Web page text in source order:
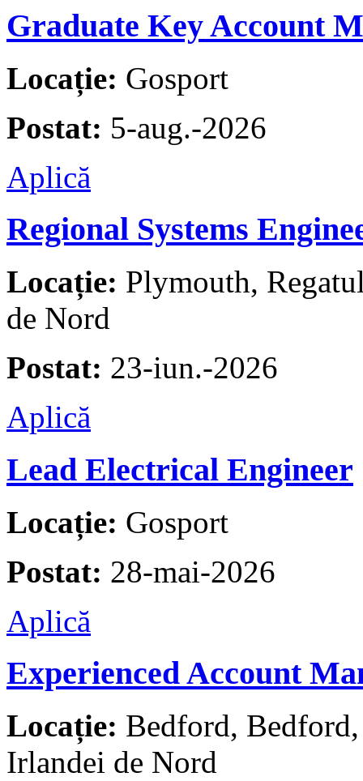
Graduate Key Account
Locație: Gosport
Postat: 5-aug.-2026
Aplică
Regional Systems
Locație: Plymouth,
de Nord
Postat: 23-iun.-2026
Aplică
Lead Electrical Engineer
Locație: Gosport
Postat: 28-mai-2026
Aplică
Experienced Account
Locație: Bedford,
Irlandei de Nord